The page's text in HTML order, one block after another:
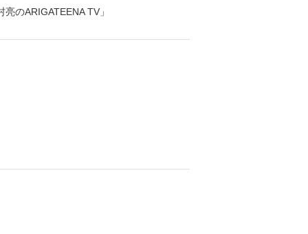
のARIGATEENA TV」